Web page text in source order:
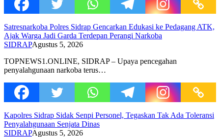
Satresnarkoba Polres Sidrap Gencarkan Edukasi ke Pedagang ATK,
Ajak Warga Jadi Garda Terdepan Perangi Narkoba
SIDRAPAgustus 5, 2026
TOPNEWS1.ONLINE, SIDRAP – Upaya pencegahan
penyalahgunaan narkoba terus…
Kapolres Sidrap Sidak Senpi Personel, Tegaskan Tak Ada Toleransi
Penyalahgunaan Senjata Dinas
SIDRAPAgustus 5, 2026